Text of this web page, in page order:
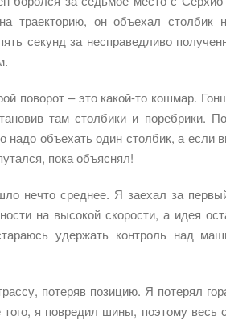
траекторию, он объехал
секунд за несправедливо
поворот – это какой-то кошмар.
там столбики и поребрики.
надо объехать один столбик, а если
пока объяснял!
нечто среднее. Я заехал за
на высокой скорости, а идея
удержать контроль над
потеряв позицию. Я потерял
того, я повредил шины, поэтому